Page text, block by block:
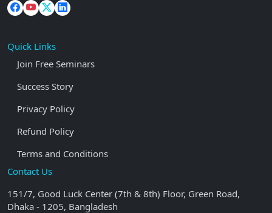
Quick Links
Join Free Seminars
Success Story
Privacy Policy
Refund Policy
Terms and Conditions
Contact Us
151/7, Good Luck Center (7th & 8th) Floor, Green Road,
Dhaka - 1205, Bangladesh